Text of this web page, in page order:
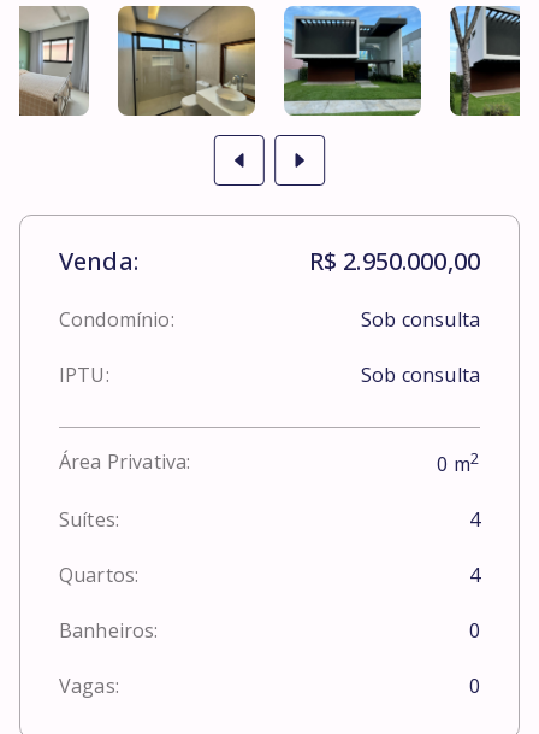
Venda: R$ 2.950.000,00
Condomínio: Sob consulta
IPTU: Sob consulta
Área Privativa: 0 m2
Suítes: 4
Quartos: 4
Banheiros: 0
Vagas: 0